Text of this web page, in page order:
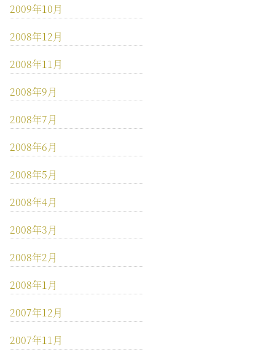
2009年10月
2008年12月
2008年11月
2008年9月
2008年7月
2008年6月
2008年5月
2008年4月
2008年3月
2008年2月
2008年1月
2007年12月
2007年11月